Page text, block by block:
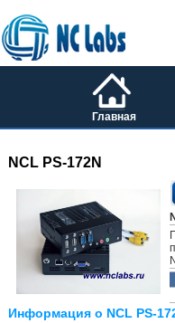
Главная
NCL PS-172N
Информация о NCL PS-